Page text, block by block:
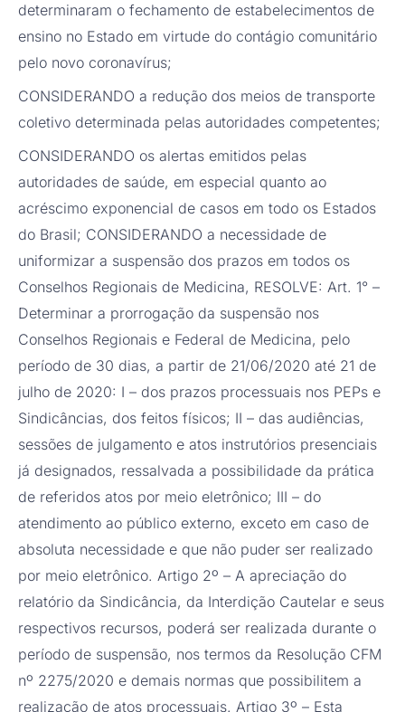
determinaram o fechamento de estabelecimentos de
ensino no Estado em virtude do contágio comunitário
pelo novo coronavírus;
CONSIDERANDO a redução dos meios de transporte
coletivo determinada pelas autoridades competentes;
CONSIDERANDO os alertas emitidos pelas
autoridades de saúde, em especial quanto ao
acréscimo exponencial de casos em todo os Estados
do Brasil; CONSIDERANDO a necessidade de
uniformizar a suspensão dos prazos em todos os
Conselhos Regionais de Medicina, RESOLVE: Art. 1° –
Determinar a prorrogação da suspensão nos
Conselhos Regionais e Federal de Medicina, pelo
período de 30 dias, a partir de 21/06/2020 até 21 de
julho de 2020: I – dos prazos processuais nos PEPs e
Sindicâncias, dos feitos físicos; II – das audiências,
sessões de julgamento e atos instrutórios presenciais
já designados, ressalvada a possibilidade da prática
de referidos atos por meio eletrônico; III – do
atendimento ao público externo, exceto em caso de
absoluta necessidade e que não puder ser realizado
por meio eletrônico. Artigo 2º – A apreciação do
relatório da Sindicância, da Interdição Cautelar e seus
respectivos recursos, poderá ser realizada durante o
período de suspensão, nos termos da Resolução CFM
nº 2275/2020 e demais normas que possibilitem a
realização de atos processuais. Artigo 3º – Esta